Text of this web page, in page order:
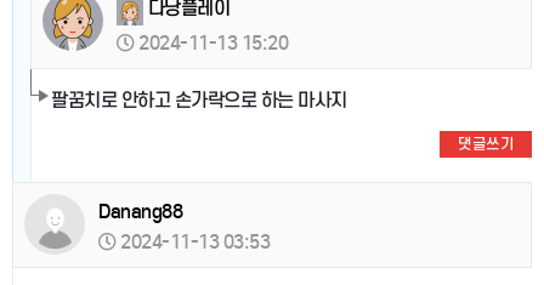
다낭플레이
2024-11-13 15:20
팔꿈치로 안하고 손가락으로 하는 마사지
댓글쓰기
Danang88
2024-11-13 03:53